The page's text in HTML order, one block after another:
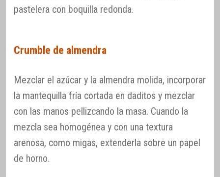
pastelera con boquilla redonda.
Crumble de almendra
Mezclar el azúcar y la almendra molida, incorporar
la mantequilla fría cortada en daditos y mezclar
con las manos pellizcando la masa. Cuando la
mezcla sea homogénea y con una textura
arenosa, como migas, extenderla sobre un papel
de horno.